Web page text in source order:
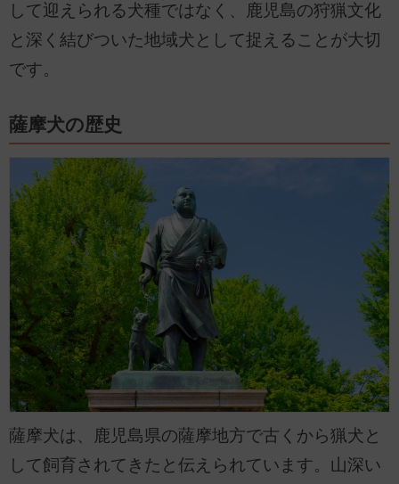
して迎えられる犬種ではなく、鹿児島の狩猟文化
と深く結びついた地域犬として捉えることが大切
です。
薩摩犬の歴史
薩摩犬は、鹿児島県の薩摩地方で古くから猟犬と
して飼育されてきたと伝えられています。山深い